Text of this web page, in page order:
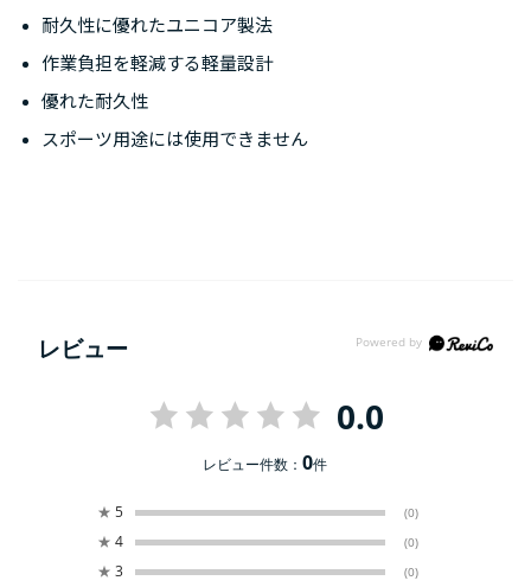
耐久性に優れたユニコア製法
作業負担を軽減する軽量設計
優れた耐久性
スポーツ用途には使用できません
レビュー
0.0
レビュー件数：0件
★ 5 (0)
★ 4 (0)
★ 3 (0)